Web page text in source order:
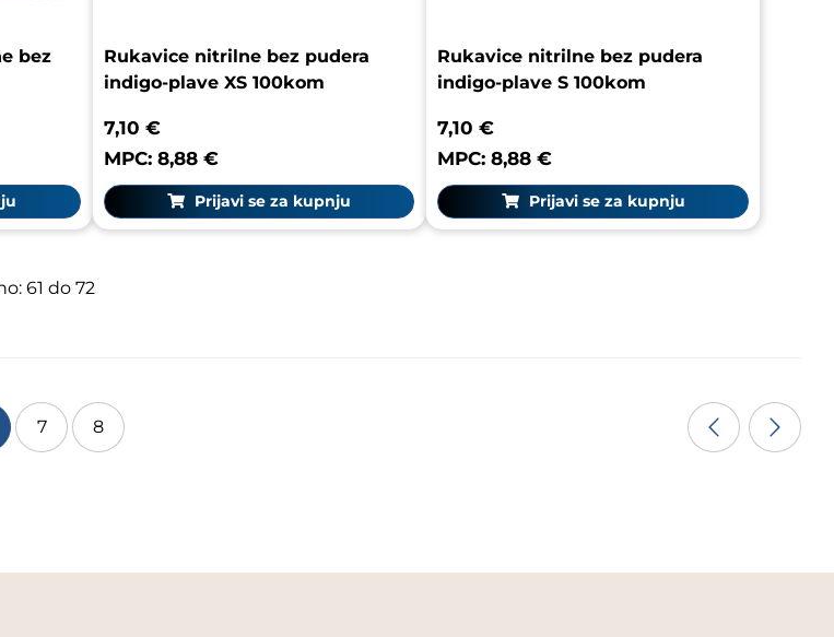
bez
Rukavice nitrilne bez pudera
indigo-plave XS 100kom
7,10 €
MPC: 8,88 €
Prijavi se za kupnju
Rukavice nitrilne bez pudera
indigo-plave S 100kom
7,10 €
MPC: 8,88 €
Prijavi se za kupnju
61 do 72
7 8